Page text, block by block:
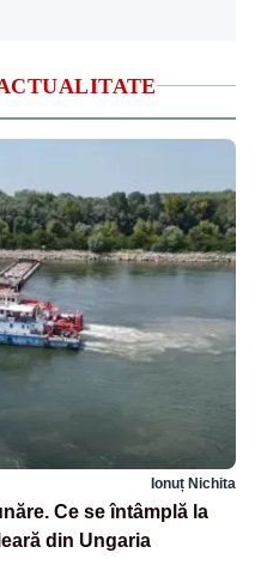
Ionuț Nichita
Ce se întâmplă la
din Ungaria